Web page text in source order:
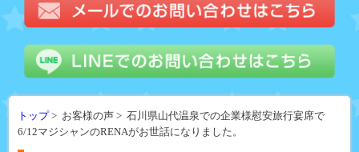
トップ> お客様の声 > 石川県山代温泉での企業様慰安旅行宴席で
6/12マジシャンのRENAがお世話になりました。